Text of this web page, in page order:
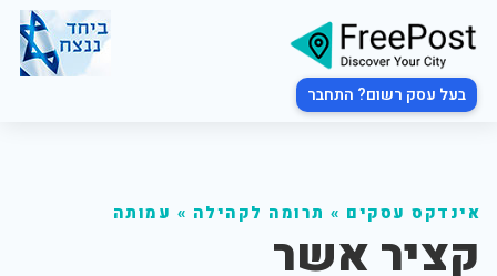
בעל עסק רשום? התחבר
אינדקס עסקים » תרומה לקהילה » עמותה
קציר אשר